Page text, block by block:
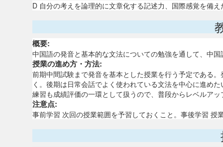
D 自分の考えを論理的に文章化する記述力、国際感覚を備
概要:
中国語の発音と基本的な文法についての勉強を通して、中
授業の進め方・方法:
前期中間試験まで発音を基本とした授業を行う予定である
く。後期は日常会話でよく使われている文法を中心に進め
練習も成績評価の一環として扱うので、普段からレベルア
注意点:
事前学習 次回の授業範囲を予習しておくこと。事後学習 授